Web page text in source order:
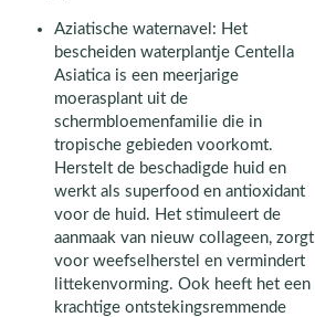
Aziatische waternavel: Het
bescheiden waterplantje Centella
Asiatica is een meerjarige
moerasplant uit de
schermbloemenfamilie die in
tropische gebieden voorkomt.
Herstelt de beschadigde huid en
werkt als superfood en antioxidant
voor de huid. Het stimuleert de
aanmaak van nieuw collageen, zorgt
voor weefselherstel en vermindert
littekenvorming. Ook heeft het een
krachtige ontstekingsremmende